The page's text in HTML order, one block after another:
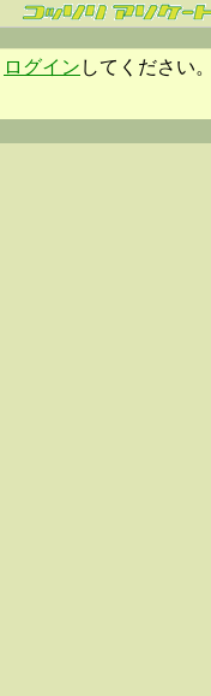
ログイン してください